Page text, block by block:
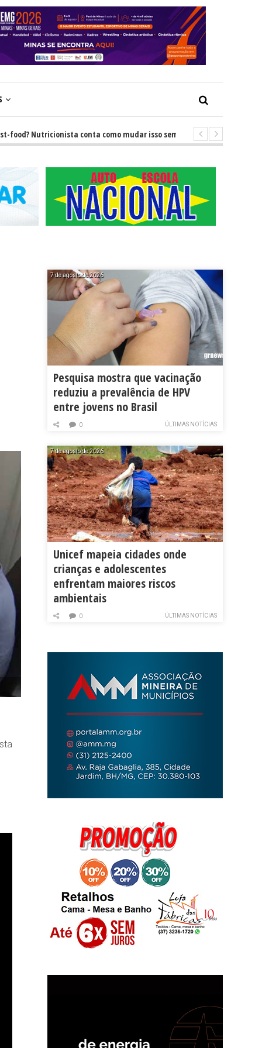
Nutricionista conta como mudar isso sem brigas GRNEWS
7 de agosto de 2026
Pesquisa mostra que vacinação
reduziu a prevalência de HPV
entre jovens no Brasil
ÚLTIMAS NOTÍCIAS
0
7 de agosto de 2026
Unicef mapeia cidades onde
crianças e adolescentes
enfrentam maiores riscos
ambientais
ÚLTIMAS NOTÍCIAS
0